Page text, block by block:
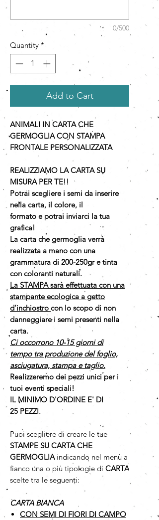
0/500
Quantity *
Add to Cart
ANIMALI IN CARTA CHE
GERMOGLIA CON STAMPA
FRONTALE PERSONALIZZATA
REALIZZIAMO LA CARTA SU
MISURA PER TE!!
Potrai scegliere i semi da inserire
nella carta, il colore, il
formato e potrai inviarci la tua
grafica!
La carta che germoglia verrà
realizzata a mano con una
grammatura di 200-250gr e tinta
con coloranti naturali.
La STAMPA sarà effettuata con una
stampante ecologica a getto
d’inchiostro con lo scopo di non
danneggiare i semi presenti nella
carta.
Ci occorrono 10-15 giorni di
tempo tra produzione del foglio,
asciugatura, stampa e taglio.
Realizzeremo dei pezzi unici per i
tuoi eventi speciali!
IL MINIMO D'ORDINE E' DI
25 PEZZI.
Puoi scegliere di creare le tue
STAMPE SU CARTA CHE
GERMOGLIAindicando nel menù a
fianco una o più tipologie di CARTA
scelte tra le seguenti:
CARTA BIANCA
CON SEMI DI FIORI DI CAMPO